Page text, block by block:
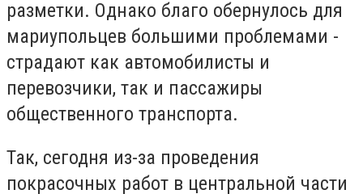
разметки. Однако благо обернулось для
мариупольцев большими проблемами -
страдают как автомобилисты и
перевозчики, так и пассажиры
общественного транспорта.
Так, сегодня из-за проведения
покрасочных работ в центральной части